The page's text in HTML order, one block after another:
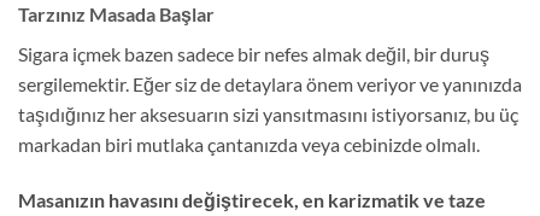
Tarzınız Masada Başlar
Sigara içmek bazen sadece bir nefes almak değil, bir duruş
sergilemektir. Eğer siz de detaylara önem veriyor ve yanınızda
taşıdığınız her aksesuarın sizi yansıtmasını istiyorsanız, bu üç
markadan biri mutlaka çantanızda veya cebinizde olmalı.
Masanızın havasını değiştirecek, en karizmatik ve taze